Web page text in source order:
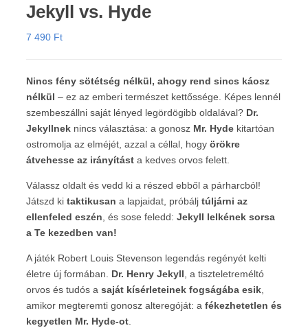
Jekyll vs. Hyde
7 490 Ft
Nincs fény sötétség nélkül, ahogy rend sincs káosz
nélkül – ez az emberi természet kettőssége. Képes lennél
szembeszállni saját lényed legördögibb oldalával? Dr.
Jekyllnek nincs választása: a gonosz Mr. Hyde kitartóan
ostromolja az elméjét, azzal a céllal, hogy örökre
átvehesse az irányítást a kedves orvos felett.
Válassz oldalt és vedd ki a részed ebből a párharcból!
Játszd ki taktikusan a lapjaidat, próbálj túljárni az
ellenfeled eszén , és sose feledd: Jekyll lelkének sorsa
a Te kezedben van!
A játék Robert Louis Stevenson legendás regényét kelti
életre új formában. Dr. Henry Jekyll , a tiszteletreméltó
orvos és tudós a saját kísérleteinek fogságába esik
amikor megteremti gonosz alteregóját: a fékezhetetlen és
kegyetlen Mr. Hyde-ot